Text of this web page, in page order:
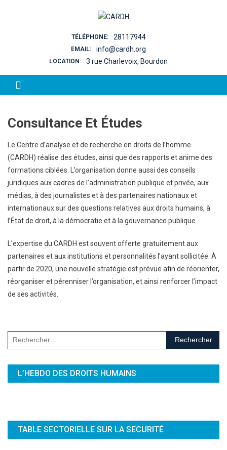
TÉLÉPHONE: 28117944
EMAIL: info@cardh.org
LOCATION: 3 rue Charlevoix, Bourdon
Consultance Et Études
Le Centre d’analyse et de recherche en droits de l’homme
(CARDH) réalise des études, ainsi que des rapports et anime des
formations ciblées. L’organisation donne aussi des conseils
juridiques aux cadres de l’administration publique et privée, aux
médias, à des journalistes et à des partenaires nationaux et
internationaux sur des questions relatives aux droits humains, à
l’État de droit, à la démocratie et à la gouvernance publique.
L’expertise du CARDH est souvent offerte gratuitement aux
partenaires et aux institutions et personnalités l’ayant sollicitée. À
partir de 2020, une nouvelle stratégie est prévue afin de réorienter,
réorganiser et pérenniser l’organisation, et ainsi renforcer l’impact
de ses activités.
Rechercher :
L’HEBDO DES DROITS HUMAINS
TABLE SECTORIELLE SUR LA SECURITÉ